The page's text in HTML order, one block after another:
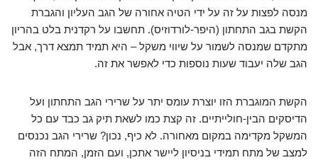
מנסה לפצות על זה על ידי הטיה אחורה של הגב העליון והגברת
הקשת בגב התחתון (היפר-לורדוזיס). תחשבו על רקדנית בלט בהריון
מתקדם שמנסה לשמור על שיווי משקל – היא תמיד תמצא דרך, אבל
הגב שלה יעבוד שעות נוספות כדי לאפשר את זה.
הקשת המוגברת הזו יוצרת עומס יתר על שרירי הגב התחתון ועל
הדיסקים הבין-חולייתיים. זה קצת כמו לשאת תיק גב כבד עם כל
המשקל מקדימה במקום מאחורה. לא כיף, נכון? שרירי הגב נכנסים
למצב של מתח תמידי בניסיון ליישר אתכן, ועם הזמן, המתח הזה